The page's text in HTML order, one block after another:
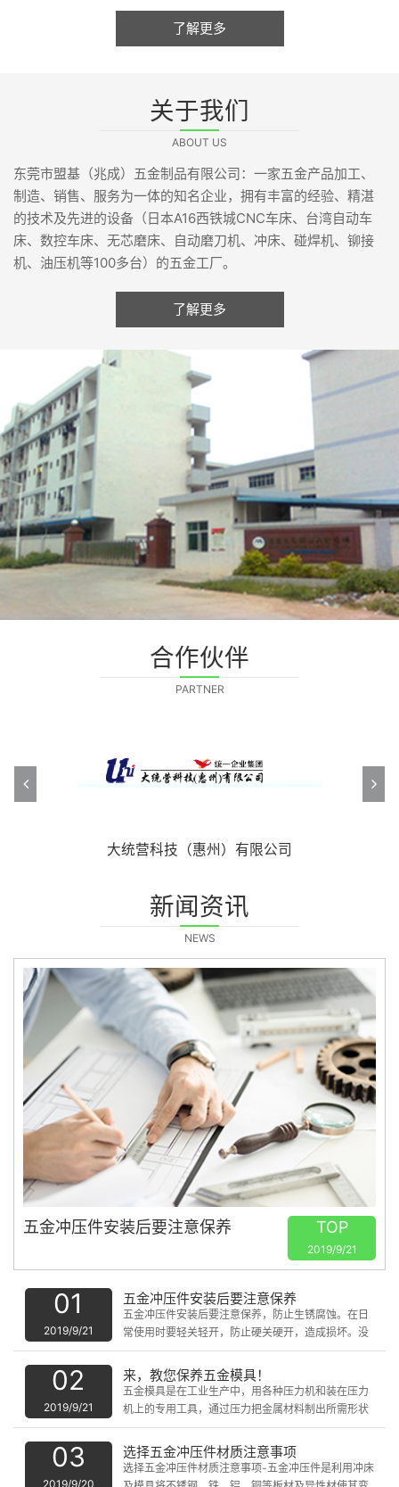
了解更多
关于我们
ABOUT US
东莞市盟基（兆成）五金制品有限公司：一家五金产品加工、
制造、销售、服务为一体的知名企业，拥有丰富的经验、精湛
的技术及先进的设备（日本A16西铁城CNC车床、台湾自动车
床、数控车床、无芯磨床、自动磨刀机、冲床、碰焊机、铆接
机、油压机等100多台）的五金工厂。
了解更多
合作伙伴
PARTNER
主力智业（深圳）电器有限公司
光荣电业有限公司
大统营科技（惠州）有限公司
美的
大宇（东莞）电器有限公司
拓璞集团
莱克电气股份有限公司
合一电器（深圳）有限公司
怡高塑胶五金电子制品有限公司
主力智业（深圳）电器有限公司
光荣电业有限公司
新闻资讯
NEWS
五金冲压件安装后要注意保养 TOP
2019/9/21
01
2019/9/21
五金冲压件安装后要注意保养
五金冲压件安装后要注意保养，防止生锈腐蚀。在日
常使用时要轻关轻开，防止硬关硬开，造成损坏。没
有噪音，就有了现在的尼龙轮。
02
2019/9/21
来，教您保养五金模具！
五金模具是在工业生产中，用各种压力机和装在压力
机上的专用工具，通过压力把金属材料制出所需形状
的零件或制品，这种专用工具统称为五金模具。
03
2019/9/20
选择五金冲压件材质注意事项
选择五金冲压件材质注意事项-五金冲压件是利用冲床